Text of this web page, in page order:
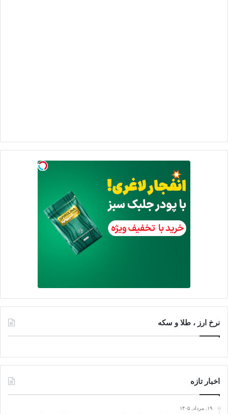
نرخ ارز ، طلا و سکه
اخبار تازه
۱۹, مرداد, ۱۴۰۵